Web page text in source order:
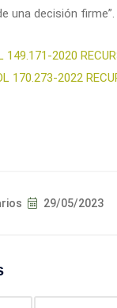
una decisión firme”.
149.171-2020
170.273-2022
29/05/2023